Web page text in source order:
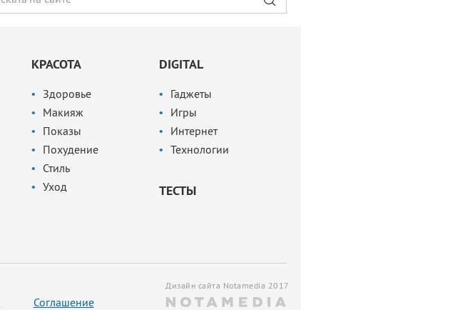
КРАСОТА
Здоровье
Макияж
Показы
Похудение
Стиль
Уход
DIGITAL
Гаджеты
Игры
Интернет
Технологии
ТЕСТЫ
Соглашение
Дизайн сайта Notamedia 2017